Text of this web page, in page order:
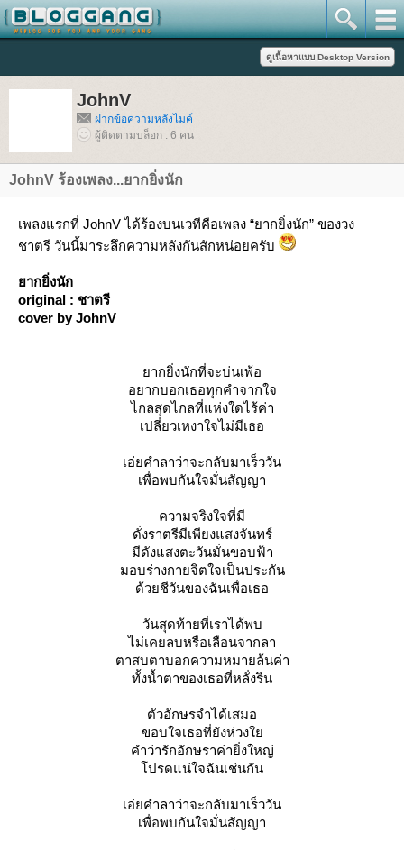
JohnV
ฝากข้อความหลังไมค์
ผู้ติดตามบล็อก : 6 คน
JohnV ร้องเพลง...ยากยิ่งนัก
เพลงแรกที่ JohnV ได้ร้องบนเวทีคือเพลง “ยากยิ่งนัก” ของวง
ชาตรี วันนี้มาระลึกความหลังกันสักหน่อยครับ
ากยิ่งนัก
original : ชาตรี
cover by JohnV
ากยิ่งนักที่จะบ่นเพ้อ
อยากบอกเธอทุกคำจากใจ
ไกลสุดไกลที่แห่งใดไร้ค่า
เปลี่ยวเหงาใจไม่มีเธอ
เอ่ยคำลาว่าจะกลับมาเร็ววัน
เพื่อพบกันใจมั่นสัญญา
ความจริงใจที่มี
ดั่งราตรีมีเพียงแสงจันทร์
มีดังแสงตะวันมั่นขอบฟ้า
มอบร่างกายจิตใจเป็นประกัน
ด้วยชีวันของฉันเพื่อเธอ
วันสุดท้ายที่เราได้พบ
ไม่เคยลบหรือเลือนจากลา
ตาสบตาบอกความหมายล้นค่า
ทั้งน้ำตาของเธอที่หลั่งริน
ตัวอักษรจำได้เสมอ
ขอบใจเธอที่ยังห่วง
คำว่ารักอักษราค่ายิ่งใหญ่
ปรดแน่ใจฉันเช่นกัน
เอ่ยคำลาว่าจะกลับมาเร็ววัน
เพื่อพบกันใจมั่นสัญญา